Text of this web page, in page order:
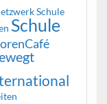
Schule
Schule